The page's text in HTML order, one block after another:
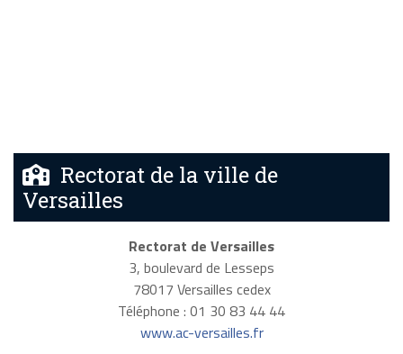
Rectorat de la ville de
Versailles
Rectorat de Versailles
3, boulevard de Lesseps
78017 Versailles cedex
Téléphone : 01 30 83 44 44
www.ac-versailles.fr